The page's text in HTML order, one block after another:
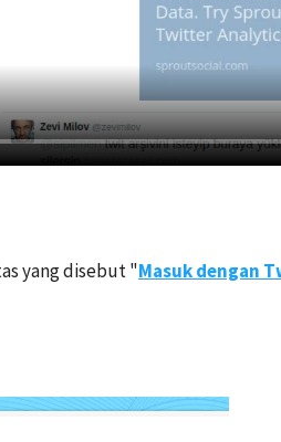
yang disebut "Masuk dengan